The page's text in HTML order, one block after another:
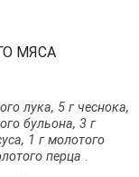
МЯСА
лука, 5 г чеснока,
бульона, 3 г
1 г молотого
перца .